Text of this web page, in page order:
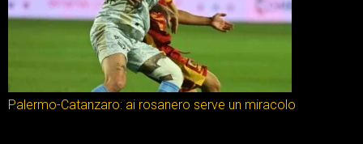
Palermo-Catanzaro: ai rosanero serve un miracolo